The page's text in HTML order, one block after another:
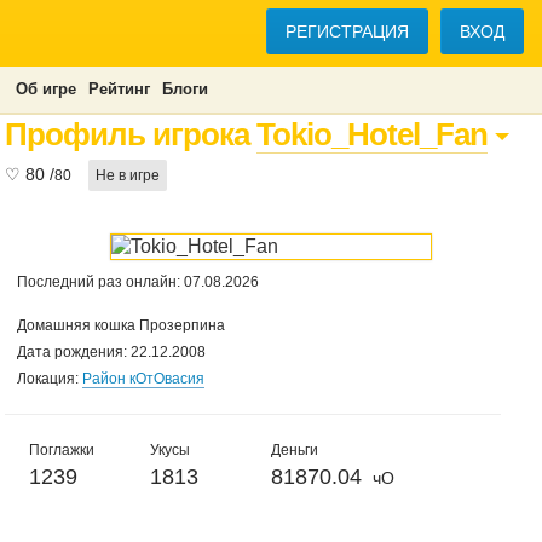
РЕГИСТРАЦИЯ ВХОД
Об игре Рейтинг Блоги
Профиль игрокаTokio_Hotel_Fan
♡80 /80 Не в игре
Последний раз онлайн: 07.08.2026
Домашняя кошка Прозерпина
Дата рождения: 22.12.2008
Локация: Район кОтОвасия
Поглажки
1239
Укусы
1813
Деньги
81870.04 чО